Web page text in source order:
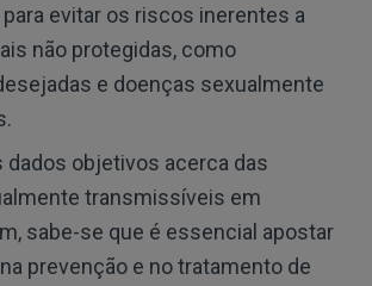
evitar os riscos inerentes a
não protegidas, como
e doenças sexualmente
dados objetivos acerca das
transmissíveis em
sabe-se que é essencial apostar
prevenção e no tratamento de